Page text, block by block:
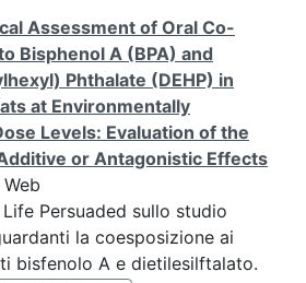
Assessment of Oral Co-
Bisphenol A (BPA) and
Phthalate (DEHP) in
at Environmentally
Levels: Evaluation of the
or Antagonistic Effects
Persuaded sullo studio
la coesposizione ai
bisfenolo A e dietilesilftalato.